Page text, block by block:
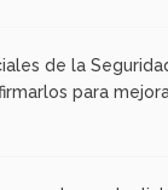
de la
para